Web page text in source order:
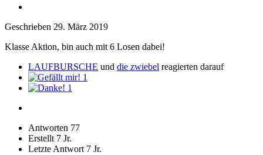
Geschrieben 29. März 2019
Klasse Aktion, bin auch mit 6 Losen dabei!
LAUFBURSCHE und die zwiebel reagierten darauf
1
1
Antworten 77
Erstellt 7 Jr.
Letzte Antwort 7 Jr.